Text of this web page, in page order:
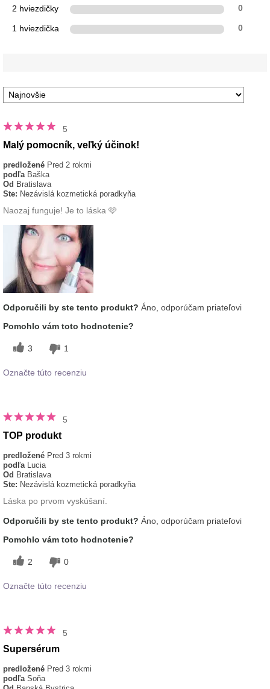
2 hviezdičky 0
1 hviezdička 0
5
Malý pomocník, veľký účinok!
predložené Pred 2 rokmi
podľa Baška
Od Bratislava
Ste: Nezávislá kozmetická poradkyňa
Naozaj funguje! Je to láska 🩷
Odporučili by ste tento produkt? Áno, odporúčam priateľovi
Pomohlo vám toto hodnotenie?
3 1
Označte túto recenziu
5
TOP produkt
predložené Pred 3 rokmi
podľa Lucia
Od Bratislava
Ste: Nezávislá kozmetická poradkyňa
Láska po prvom vyskúšaní.
Odporučili by ste tento produkt? Áno, odporúčam priateľovi
Pomohlo vám toto hodnotenie?
2 0
Označte túto recenziu
5
Supersérum
predložené Pred 3 rokmi
podľa Soňa